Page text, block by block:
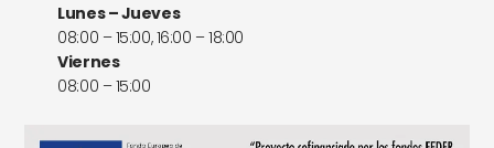
Lunes – Jueves
08:00 – 15:00, 16:00 – 18:00
Viernes
08:00 – 15:00